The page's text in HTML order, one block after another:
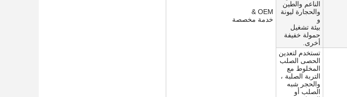
OEM &
خدمة مخصصة
الناعم والطين
والحجارة ليونة
و
بيئة تشغيل
حمولة خفيفة
أخرى.
تستخدم لتعدين
الحصى الصلب
المخلوط مع
التربة الصلبة ،
والحجر شبه
الصلب أو